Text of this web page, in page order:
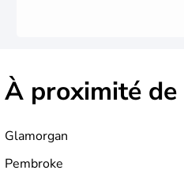
À proximité de
Glamorgan
Pembroke